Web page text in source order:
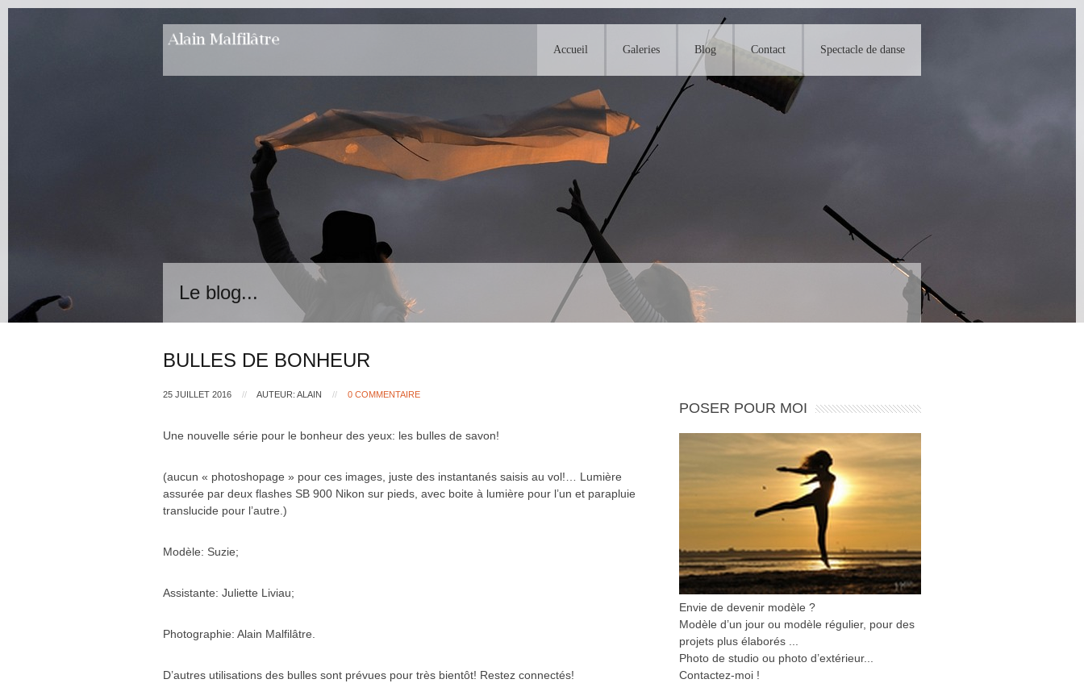
Accueil Galeries Blog Contact Spectacle de danse
Le blog...
BULLES DE BONHEUR
25 JUILLET 2016 // AUTEUR: ALAIN // 0 COMMENTAIRE
Une nouvelle série pour le bonheur des yeux: les bulles de savon!
(aucun « photoshopage » pour ces images, juste des instantanés saisis au vol!… Lumière
assurée par deux flashes SB 900 Nikon sur pieds, avec boite à lumière pour l’un et parapluie
translucide pour l’autre.)
Modèle: Suzie;
Assistante: Juliette Liviau;
Photographie: Alain Malfilâtre.
D’autres utilisations des bulles sont prévues pour très bientôt! Restez connectés!
POSER POUR MOI
Envie de devenir modèle ?
Modèle d’un jour ou modèle régulier, pour des
projets plus élaborés ...
Photo de studio ou photo d’extérieur...
Contactez-moi !